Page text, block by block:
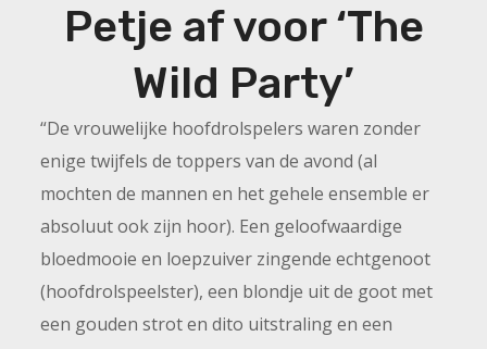
Petje af voor ‘The
Wild Party’
“De vrouwelijke hoofdrolspelers waren zonder
enige twijfels de toppers van de avond (al
mochten de mannen en het gehele ensemble er
absoluut ook zijn hoor). Een geloofwaardige
bloedmooie en loepzuiver zingende echtgenoot
(hoofdrolspeelster), een blondje uit de goot met
een gouden strot en dito uitstraling en een